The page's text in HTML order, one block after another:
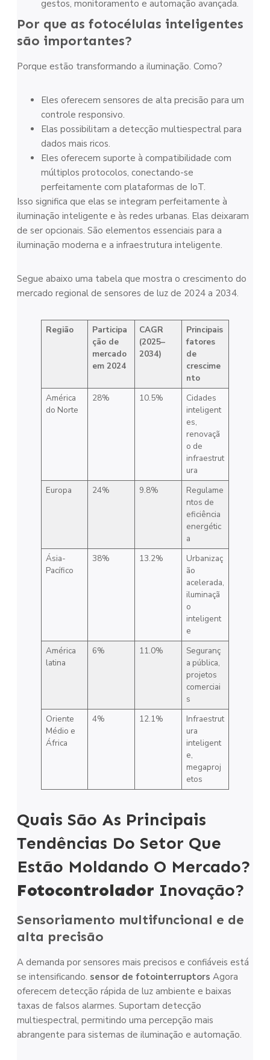
gestos, monitoramento e automação avançada.
Por que as fotocélulas inteligentes
são importantes?
Porque estão transformando a iluminação. Como?
Eles oferecem sensores de alta precisão para um
controle responsivo.
Elas possibilitam a detecção multiespectral para
dados mais ricos.
Eles oferecem suporte à compatibilidade com
múltiplos protocolos, conectando-se
perfeitamente com plataformas de IoT.
Isso significa que elas se integram perfeitamente à
iluminação inteligente e às redes urbanas. Elas deixaram
de ser opcionais. São elementos essenciais para a
iluminação moderna e a infraestrutura inteligente.
Segue abaixo uma tabela que mostra o crescimento do
mercado regional de sensores de luz de 2024 a 2034.
Região
Participa
ção de
mercado
em 2024
CAGR
(2025–
2034)
Principais
fatores
de
crescime
nto
América
do Norte
28% 10.5%
Cidades
inteligent
es,
renovaçã
o de
infraestrut
ura
Europa
24% 9.8%
Regulame
ntos de
eficiência
energétic
a
Ásia-
Pacífico
38% 13.2%
Urbanizaç
ão
acelerada,
iluminaçã
o
inteligent
e
América
latina
6% 11.0%
Seguranç
a pública,
projetos
comerciai
s
Oriente
Médio e
África
4% 12.1%
Infraestrut
ura
inteligent
e,
megaproj
etos
Quais São As Principais
Tendências Do Setor Que
Estão Moldando O Mercado?
Fotocontrolador Inovação?
Sensoriamento multifuncional e de
alta precisão
A demanda por sensores mais precisos e confiáveis está
se intensificando. sensor de fotointerruptors Agora
oferecem detecção rápida de luz ambiente e baixas
taxas de falsos alarmes. Suportam detecção
multiespectral, permitindo uma percepção mais
abrangente para sistemas de iluminação e automação.